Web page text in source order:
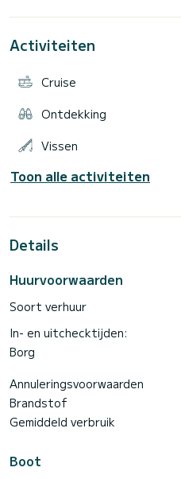
Activiteiten
Cruise
Ontdekking
Vissen
Toon alle activiteiten
Details
Huurvoorwaarden
Soort verhuur
In- en uitchecktijden:
Borg
Annuleringsvoorwaarden
Brandstof
Gemiddeld verbruik
Boot